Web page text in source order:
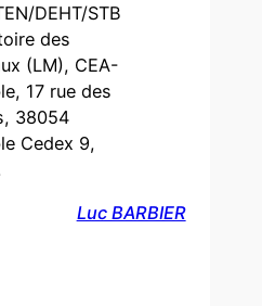
DEHT/STB
des
(LM), CEA-
17 rue des
38054
Cedex 9,
Luc BARBIER